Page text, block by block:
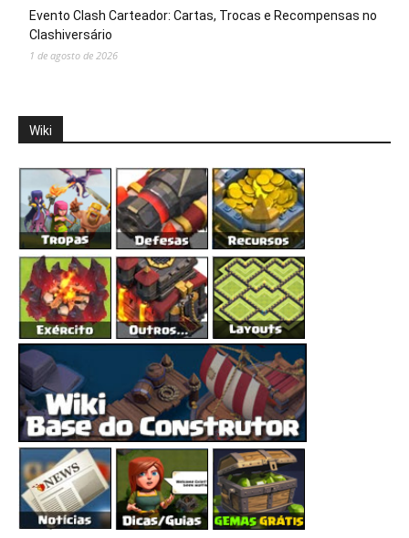
Evento Clash Carteador: Cartas, Trocas e Recompensas no
Clashiversário
1 de agosto de 2026
Wiki